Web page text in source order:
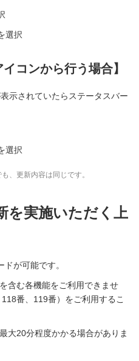
選択
コンから行う場合】
示されていたらステータスバー
選択
、更新内容は同じです。
を実施いただく上
が可能です。
含む各機能をご利用できませ
番、119番）をご利用するこ
大20分程度かかる場合がありま